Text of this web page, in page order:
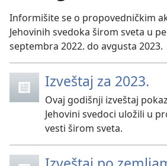
Informišite se o propovedničkim
Jehovinih svedoka širom sveta u
septembra 2022. do avgusta 2023.
Izveštaj za 2023.
Ovaj godišnji izveštaj
Jehovini svedoci uložili u
vesti širom sveta.